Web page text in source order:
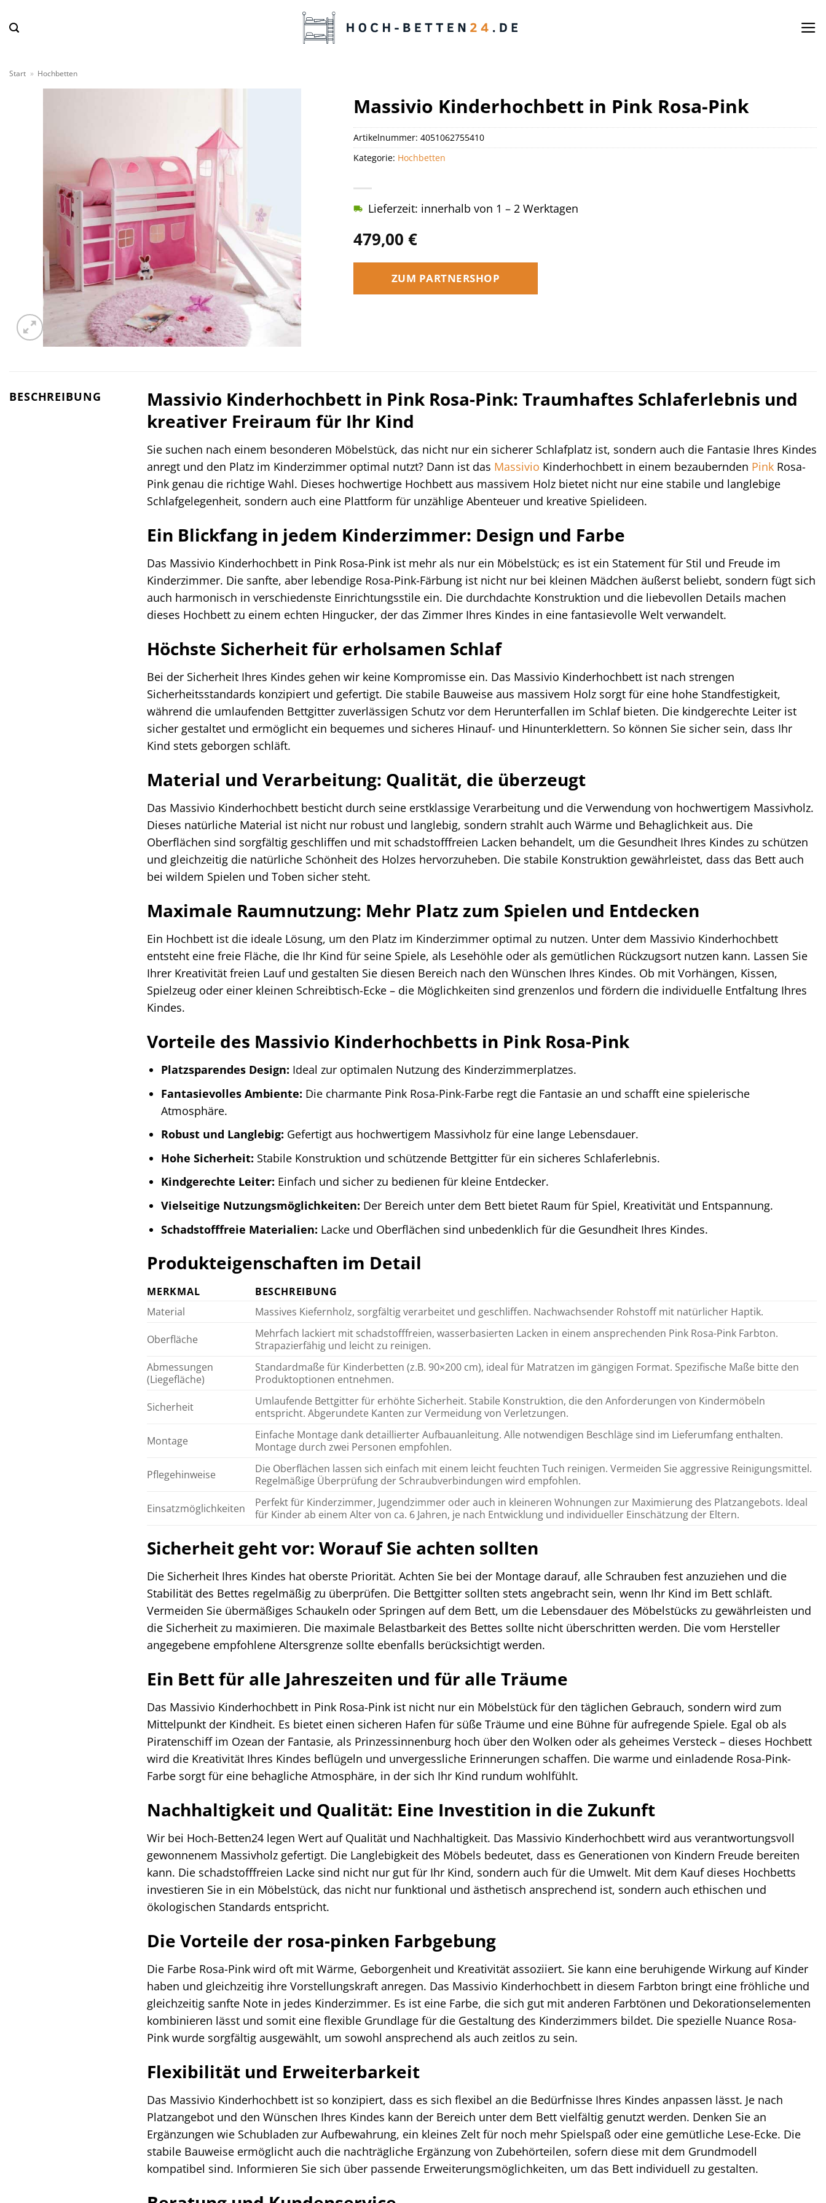
Inhalt
Start » Hochbetten
Massivio Kinderhochbett in Pink Rosa-Pink
479,00 €
Lieferzeit: innerhalb von 1 – 2 Werktagen
ZUM PARTNERSHOP
Artikelnummer: 4051062755410
Kategorie: Hochbetten
BESCHREIBUNG
Massivio Kinderhochbett in Pink Rosa-Pink: Traumhaftes Schlaferlebnis und
kreativer Freiraum für Ihr Kind
Sie suchen nach einem besonderen Möbelstück, das nicht nur ein sicherer Schlafplatz ist, sondern auch die Fantasie Ihres Kindes
anregt und den Platz im Kinderzimmer optimal nutzt? Dann ist das Massivio Kinderhochbett in einem bezaubernden Pink Rosa-
Pink genau die richtige Wahl. Dieses hochwertige Hochbett aus massivem Holz bietet nicht nur eine stabile und langlebige
Schlafgelegenheit, sondern auch eine Plattform für unzählige Abenteuer und kreative Spielideen.
Ein Blickfang in jedem Kinderzimmer: Design und Farbe
Das Massivio Kinderhochbett in Pink Rosa-Pink ist mehr als nur ein Möbelstück; es ist ein Statement für Stil und Freude im
Kinderzimmer. Die sanfte, aber lebendige Rosa-Pink-Färbung ist nicht nur bei kleinen Mädchen äußerst beliebt, sondern fügt sich
auch harmonisch in verschiedenste Einrichtungsstile ein. Die durchdachte Konstruktion und die liebevollen Details machen
dieses Hochbett zu einem echten Hingucker, der das Zimmer Ihres Kindes in eine fantasievolle Welt verwandelt.
Höchste Sicherheit für erholsamen Schlaf
Bei der Sicherheit Ihres Kindes gehen wir keine Kompromisse ein. Das Massivio Kinderhochbett ist nach strengen
Sicherheitsstandards konzipiert und gefertigt. Die stabile Bauweise aus massivem Holz sorgt für eine hohe Standfestigkeit,
während die umlaufenden Bettgitter zuverlässigen Schutz vor dem Herunterfallen im Schlaf bieten. Die kindgerechte Leiter ist
sicher gestaltet und ermöglicht ein bequemes und sicheres Hinauf- und Hinunterklettern. So können Sie sicher sein, dass Ihr
Kind stets geborgen schläft.
Material und Verarbeitung: Qualität, die überzeugt
Das Massivio Kinderhochbett besticht durch seine erstklassige Verarbeitung und die Verwendung von hochwertigem Massivholz.
Dieses natürliche Material ist nicht nur robust und langlebig, sondern strahlt auch Wärme und Behaglichkeit aus. Die
Oberflächen sind sorgfältig geschliffen und mit schadstofffreien Lacken behandelt, um die Gesundheit Ihres Kindes zu schützen
und gleichzeitig die natürliche Schönheit des Holzes hervorzuheben. Die stabile Konstruktion gewährleistet, dass das Bett auch
bei wildem Spielen und Toben sicher steht.
Maximale Raumnutzung: Mehr Platz zum Spielen und Entdecken
Ein Hochbett ist die ideale Lösung, um den Platz im Kinderzimmer optimal zu nutzen. Unter dem Massivio Kinderhochbett
entsteht eine freie Fläche, die Ihr Kind für seine Spiele, als Lesehöhle oder als gemütlichen Rückzugsort nutzen kann. Lassen Sie
Ihrer Kreativität freien Lauf und gestalten Sie diesen Bereich nach den Wünschen Ihres Kindes. Ob mit Vorhängen, Kissen,
Spielzeug oder einer kleinen Schreibtisch-Ecke – die Möglichkeiten sind grenzenlos und fördern die individuelle Entfaltung Ihres
Kindes.
Vorteile des Massivio Kinderhochbetts in Pink Rosa-Pink
Platzsparendes Design: Ideal zur optimalen Nutzung des Kinderzimmerplatzes.
Fantasievolles Ambiente: Die charmante Pink Rosa-Pink-Farbe regt die Fantasie an und schafft eine spielerische
Atmosphäre.
Robust und Langlebig: Gefertigt aus hochwertigem Massivholz für eine lange Lebensdauer.
Hohe Sicherheit: Stabile Konstruktion und schützende Bettgitter für ein sicheres Schlaferlebnis.
Kindgerechte Leiter: Einfach und sicher zu bedienen für kleine Entdecker.
Vielseitige Nutzungsmöglichkeiten: Der Bereich unter dem Bett bietet Raum für Spiel, Kreativität und Entspannung.
Schadstofffreie Materialien: Lacke und Oberflächen sind unbedenklich für die Gesundheit Ihres Kindes.
Produkteigenschaften im Detail
MERKMAL
BESCHREIBUNG
Material
Massives Kiefernholz, sorgfältig verarbeitet und geschliffen. Nachwachsender Rohstoff mit natürlicher Haptik.
Oberfläche
Mehrfach lackiert mit schadstofffreien, wasserbasierten Lacken in einem ansprechenden Pink Rosa-Pink Farbton.
Strapazierfähig und leicht zu reinigen.
Abmessungen
(Liegefläche)
Standardmaße für Kinderbetten (z.B. 90×200 cm), ideal für Matratzen im gängigen Format. Spezifische Maße bitte den
Produktoptionen entnehmen.
Sicherheit
Umlaufende Bettgitter für erhöhte Sicherheit. Stabile Konstruktion, die den Anforderungen von Kindermöbeln
entspricht. Abgerundete Kanten zur Vermeidung von Verletzungen.
Montage
Einfache Montage dank detaillierter Aufbauanleitung. Alle notwendigen Beschläge sind im Lieferumfang enthalten.
Montage durch zwei Personen empfohlen.
Pflegehinweise
Die Oberflächen lassen sich einfach mit einem leicht feuchten Tuch reinigen. Vermeiden Sie aggressive Reinigungsmittel.
Regelmäßige Überprüfung der Schraubverbindungen wird empfohlen.
Einsatzmöglichkeiten
Perfekt für Kinderzimmer, Jugendzimmer oder auch in kleineren Wohnungen zur Maximierung des Platzangebots. Ideal
für Kinder ab einem Alter von ca. 6 Jahren, je nach Entwicklung und individueller Einschätzung der Eltern.
Sicherheit geht vor: Worauf Sie achten sollten
Die Sicherheit Ihres Kindes hat oberste Priorität. Achten Sie bei der Montage darauf, alle Schrauben fest anzuziehen und die
Stabilität des Bettes regelmäßig zu überprüfen. Die Bettgitter sollten stets angebracht sein, wenn Ihr Kind im Bett schläft.
Vermeiden Sie übermäßiges Schaukeln oder Springen auf dem Bett, um die Lebensdauer des Möbelstücks zu gewährleisten und
die Sicherheit zu maximieren. Die maximale Belastbarkeit des Bettes sollte nicht überschritten werden. Die vom Hersteller
angegebene empfohlene Altersgrenze sollte ebenfalls berücksichtigt werden.
Ein Bett für alle Jahreszeiten und für alle Träume
Das Massivio Kinderhochbett in Pink Rosa-Pink ist nicht nur ein Möbelstück für den täglichen Gebrauch, sondern wird zum
Mittelpunkt der Kindheit. Es bietet einen sicheren Hafen für süße Träume und eine Bühne für aufregende Spiele. Egal ob als
Piratenschiff im Ozean der Fantasie, als Prinzessinnenburg hoch über den Wolken oder als geheimes Versteck – dieses Hochbett
wird die Kreativität Ihres Kindes beflügeln und unvergessliche Erinnerungen schaffen. Die warme und einladende Rosa-Pink-
Farbe sorgt für eine behagliche Atmosphäre, in der sich Ihr Kind rundum wohlfühlt.
Nachhaltigkeit und Qualität: Eine Investition in die Zukunft
Wir bei Hoch-Betten24 legen Wert auf Qualität und Nachhaltigkeit. Das Massivio Kinderhochbett wird aus verantwortungsvoll
gewonnenem Massivholz gefertigt. Die Langlebigkeit des Möbels bedeutet, dass es Generationen von Kindern Freude bereiten
kann. Die schadstofffreien Lacke sind nicht nur gut für Ihr Kind, sondern auch für die Umwelt. Mit dem Kauf dieses Hochbetts
investieren Sie in ein Möbelstück, das nicht nur funktional und ästhetisch ansprechend ist, sondern auch ethischen und
ökologischen Standards entspricht.
Die Vorteile der rosa-pinken Farbgebung
Die Farbe Rosa-Pink wird oft mit Wärme, Geborgenheit und Kreativität assoziiert. Sie kann eine beruhigende Wirkung auf Kinder
haben und gleichzeitig ihre Vorstellungskraft anregen. Das Massivio Kinderhochbett in diesem Farbton bringt eine fröhliche und
gleichzeitig sanfte Note in jedes Kinderzimmer. Es ist eine Farbe, die sich gut mit anderen Farbtönen und Dekorationselementen
kombinieren lässt und somit eine flexible Grundlage für die Gestaltung des Kinderzimmers bildet. Die spezielle Nuance Rosa-
Pink wurde sorgfältig ausgewählt, um sowohl ansprechend als auch zeitlos zu sein.
Flexibilität und Erweiterbarkeit
Das Massivio Kinderhochbett ist so konzipiert, dass es sich flexibel an die Bedürfnisse Ihres Kindes anpassen lässt. Je nach
Platzangebot und den Wünschen Ihres Kindes kann der Bereich unter dem Bett vielfältig genutzt werden. Denken Sie an
Ergänzungen wie Schubladen zur Aufbewahrung, ein kleines Zelt für noch mehr Spielspaß oder eine gemütliche Lese-Ecke. Die
stabile Bauweise ermöglicht auch die nachträgliche Ergänzung von Zubehörteilen, sofern diese mit dem Grundmodell
kompatibel sind. Informieren Sie sich über passende Erweiterungsmöglichkeiten, um das Bett individuell zu gestalten.